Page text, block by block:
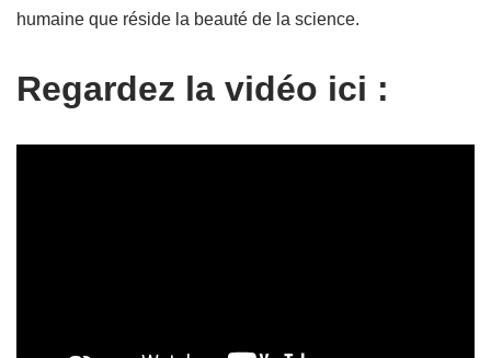
humaine que réside la beauté de la science.
Regardez la vidéo ici :